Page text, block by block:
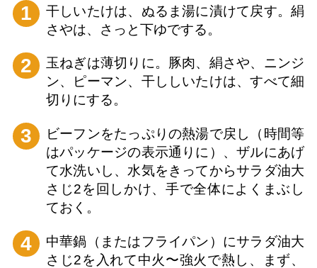
1
干しいたけは、ぬるま湯に漬けて戻す。絹
さやは、さっと下ゆでする。
2
玉ねぎは薄切りに。豚肉、絹さや、ニンジ
ン、ピーマン、干ししいたけは、すべて細
切りにする。
3
ビーフンをたっぷりの熱湯で戻し（時間等
はパッケージの表示通りに）、ザルにあげ
て水洗いし、水気をきってからサラダ油大
さじ2を回しかけ、手で全体によくまぶし
ておく。
4
中華鍋（またはフライパン）にサラダ油大
さじ2を入れて中火〜強火で熱し、まず、